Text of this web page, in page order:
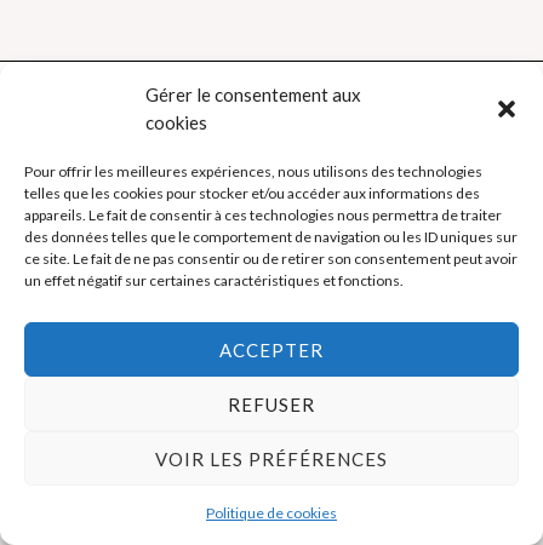
Gérer le consentement aux
cookies
Pour offrir les meilleures expériences, nous utilisons des technologies
telles que les cookies pour stocker et/ou accéder aux informations des
appareils. Le fait de consentir à ces technologies nous permettra de traiter
des données telles que le comportement de navigation ou les ID uniques sur
ce site. Le fait de ne pas consentir ou de retirer son consentement peut avoir
un effet négatif sur certaines caractéristiques et fonctions.
ACCEPTER
REFUSER
VOIR LES PRÉFÉRENCES
Politique de cookies
Mentions légales
Copyright © 2026 La Boutique des Formateurs - Outils et Supports
pour formateurs